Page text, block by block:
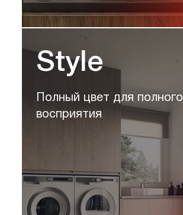
Style
Полный цвет для полного
восприятия